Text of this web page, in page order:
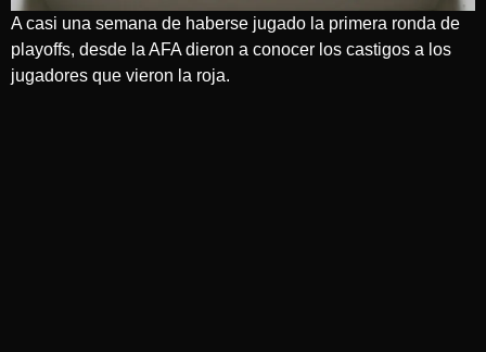
A casi una semana de haberse jugado la primera ronda de
playoffs, desde la AFA dieron a conocer los castigos a los
jugadores que vieron la roja.